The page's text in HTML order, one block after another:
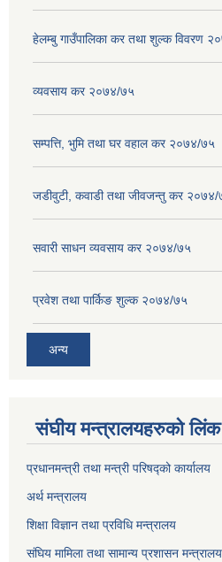
हेलम्बु गाउँपालिका कर तथा शुल्क विवरण
व्यवसाय कर २०७४/७५
सम्पत्ति, भुमि तथा घर वहाल कर २०७४/७५
जडीवुटी, कवाडी तथा जीवजन्तु कर २०७४/
सवारी साधन व्यवसाय कर २०७४/७५
प्रवेश तथा पार्किङ शुल्क २०७४/७५
अन्य
संघीय मन्त्रालयहरुको लिंक
प्रधानमन्त्री तथा मन्त्री परिषद्को कार्यालय
अर्थ मन्त्रालय
शिक्षा विज्ञान तथा प्रविधि मन्त्रालय
संघिय मामिला तथा सामान्य प्रशासन